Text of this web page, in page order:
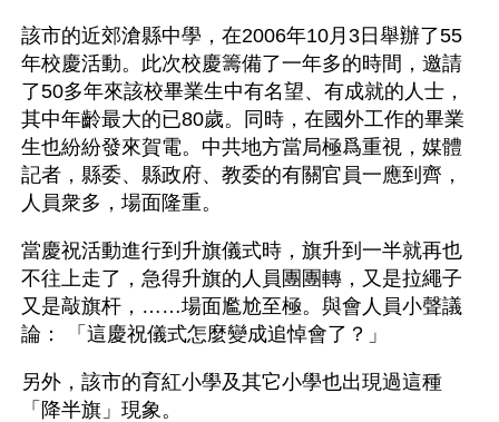
該市的近郊滄縣中學，在2006年10月3日舉辦了55
年校慶活動。此次校慶籌備了一年多的時間，邀請
了50多年來該校畢業生中有名望、有成就的人士，
其中年齡最大的已80歲。同時，在國外工作的畢業
生也紛紛發來賀電。中共地方當局極爲重視，媒體
記者，縣委、縣政府、教委的有關官員一應到齊，
人員衆多，場面隆重。
當慶祝活動進行到升旗儀式時，旗升到一半就再也
不往上走了，急得升旗的人員團團轉，又是拉繩子
又是敲旗杆，……場面尷尬至極。與會人員小聲議
論： 「這慶祝儀式怎麼變成追悼會了？」
另外，該市的育紅小學及其它小學也出現過這種
「降半旗」現象。